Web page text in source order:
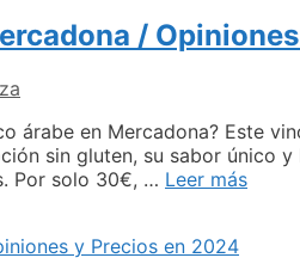
disponibles
en
joya
para
los
vino
/
árabe en Mercadona? Este
sin gluten, su sabor único
Por solo 30€, … Leer másVino